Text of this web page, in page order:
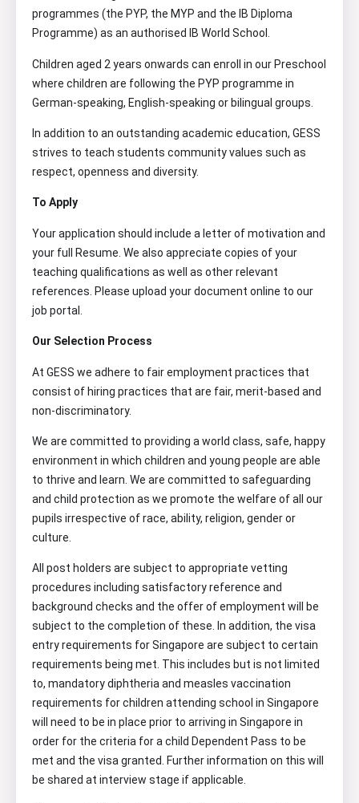
programmes (the PYP, the MYP and the IB Diploma
Programme) as an authorised IB World School.
Children aged 2 years onwards can enroll in our Preschool
where children are following the PYP programme in
German-speaking, English-speaking or bilingual groups.
In addition to an outstanding academic education, GESS
strives to teach students community values such as
respect, openness and diversity.
To Apply
Your application should include a letter of motivation and
your full Resume. We also appreciate copies of your
teaching qualifications as well as other relevant
references. Please upload your document online to our
job portal.
Our Selection Process
At GESS we adhere to fair employment practices that
consist of hiring practices that are fair, merit-based and
non-discriminatory.
We are committed to providing a world class, safe, happy
environment in which children and young people are able
to thrive and learn. We are committed to safeguarding
and child protection as we promote the welfare of all our
pupils irrespective of race, ability, religion, gender or
culture.
All post holders are subject to appropriate vetting
procedures including satisfactory reference and
background checks and the offer of employment will be
subject to the completion of these. In addition, the visa
entry requirements for Singapore are subject to certain
requirements being met. This includes but is not limited
to, mandatory diphtheria and measles vaccination
requirements for children attending school in Singapore
will need to be in place prior to arriving in Singapore in
order for the criteria for a child Dependent Pass to be
met and the visa granted. Further information on this will
be shared at interview stage if applicable.